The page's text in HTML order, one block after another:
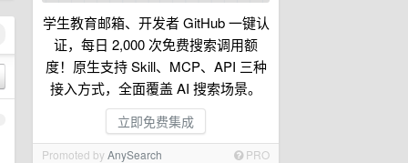
学生教育邮箱、开发者 GitHub 一键认
证，每日 2,000 次免费搜索调用额
度！原生支持 Skill、MCP、API 三种
接入方式，全面覆盖 AI 搜索场景。
立即免费集成
Promoted byAnySearch PRO